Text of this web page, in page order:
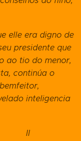
elle era digno de
presidente que
ao tio do menor,
continúa o
inteligencia